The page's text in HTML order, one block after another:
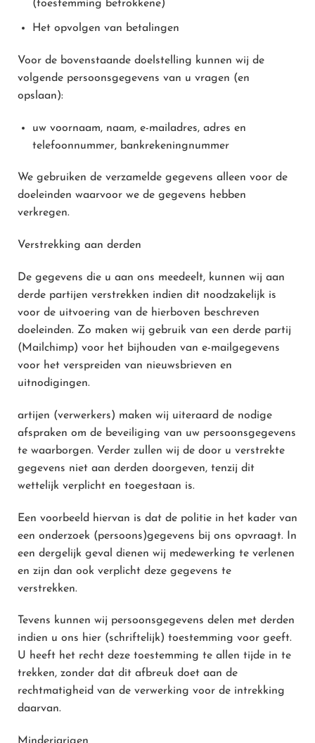
(toestemming betrokkene)
Het opvolgen van betalingen
Voor de bovenstaande doelstelling kunnen wij de
volgende persoonsgegevens van u vragen (en
opslaan):
uw voornaam, naam, e-mailadres, adres en
telefoonnummer, bankrekeningnummer
We gebruiken de verzamelde gegevens alleen voor de
doeleinden waarvoor we de gegevens hebben
verkregen.
Verstrekking aan derden
De gegevens die u aan ons meedeelt, kunnen wij aan
derde partijen verstrekken indien dit noodzakelijk is
voor de uitvoering van de hierboven beschreven
doeleinden. Zo maken wij gebruik van een derde partij
(Mailchimp) voor het bijhouden van e-mailgegevens
voor het verspreiden van nieuwsbrieven en
uitnodigingen.
artijen (verwerkers) maken wij uiteraard de nodige
afspraken om de beveiliging van uw persoonsgegevens
te waarborgen. Verder zullen wij de door u verstrekte
gegevens niet aan derden doorgeven, tenzij dit
wettelijk verplicht en toegestaan is.
Een voorbeeld hiervan is dat de politie in het kader van
een onderzoek (persoons)gegevens bij ons opvraagt. In
een dergelijk geval dienen wij medewerking te verlenen
en zijn dan ook verplicht deze gegevens te
verstrekken.
Tevens kunnen wij persoonsgegevens delen met derden
indien u ons hier (schriftelijk) toestemming voor geeft.
U heeft het recht deze toestemming te allen tijde in te
trekken, zonder dat dit afbreuk doet aan de
rechtmatigheid van de verwerking voor de intrekking
daarvan.